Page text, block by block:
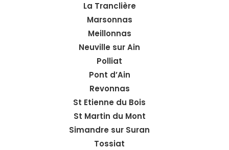
La Tranclière
Marsonnas
Meillonnas
Neuville sur Ain
Polliat
Pont d’Ain
Revonnas
St Etienne du Bois
St Martin du Mont
Simandre sur Suran
Tossiat